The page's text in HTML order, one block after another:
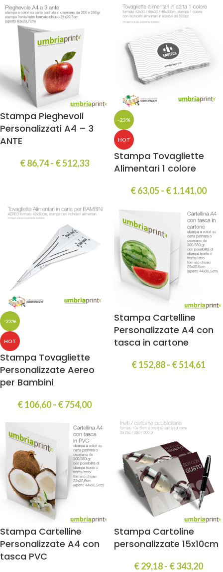
Stampa Pieghevoli
Personalizzati A4 – 3
ANTE
€86,74- €512,33
-23%
HOT
Stampa Tovagliette
Alimentari 1 colore
€63,05- €1.141,00
-23%
HOT
Stampa Tovagliette
Personalizzate Aereo
per Bambini
€106,60- €754,00
Stampa Cartelline
Personalizzate A4 con
tasca in cartone
€152,88- €514,61
Stampa Cartelline
Personalizzate A4 con
tasca PVC
Stampa Cartoline
personalizzate 15x10cm
€29,18- €343,20